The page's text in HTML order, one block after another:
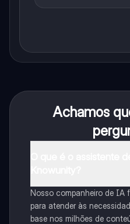
Achamos
Nosso companheiro de IA
para atender às
base nos milhões de